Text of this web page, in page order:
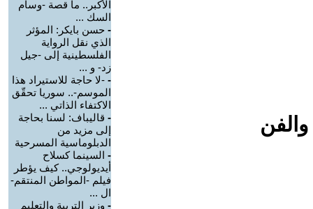
الأكبر.. ما قصة -وسام
السك ...
- حسن بايكر: المؤثر
الذي نقل الرواية
الفلسطينية إلى -جيل
زد- و ...
- -لا حاجة للاستيراد هذا
الموسم-.. سوريا تحقّق
الاكتفاء الذاتي ...
- قاليباف: لسنا بحاجة
إلى مزيد من
الدبلوماسية المسرحية
- السينما كسلاح
أيديولوجي.. كيف يؤطر
فيلم -المواطن المنتقم-
ال ...
- وزير التربية والتعليم